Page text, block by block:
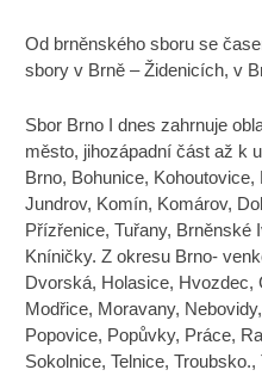
Od brněnského sboru se
sbory v Brně – Židenicích, v
Sbor Brno I dnes zahrnuje
město, jihozápadní část až k
Brno, Bohunice,
Jundrov, Komín, Komárov,
Přízřenice, Tuřany,
Kníničky. Z okresu Brno-
Dvorská, Holasice, Hvozdec,
Modřice, Moravany,
Popovice, Popůvky, Práce,
Sokolnice, Telnice,